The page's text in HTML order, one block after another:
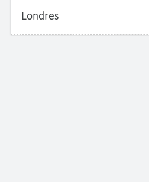
Londres